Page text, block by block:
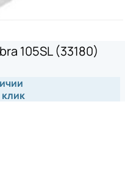
105SL (33180)
клик